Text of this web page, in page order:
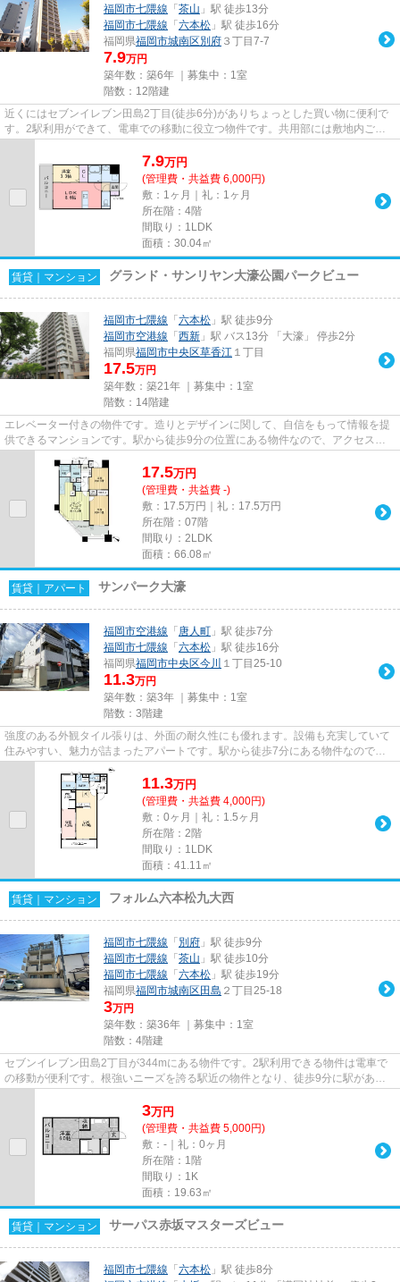
福岡市七隈線 「 茶山 」駅 徒歩13分
福岡市七隈線 「 六本松 」駅 徒歩16分
福岡県福岡市城南区別府 ３丁目7-7
7.9万円
築年数：築6年 ｜募集中： 1室
階数：12階建
近くにはセブンイレブン田島2丁目(徒歩6分)がありちょっとした買い物に便利で
す。2駅利用ができて、電車での移動に役立つ物件です。共用部には敷地内ごみ
7.9万円
(管理費・共益費 6,000円)
敷：1ヶ月｜礼：1ヶ月
所在階：4階
間取り：1LDK
面積：30.04㎡
賃貸｜マンション グランド・サンリヤン大濠公園パークビュー
福岡市七隈線 「 六本松 」駅 徒歩9分
福岡市空港線 「 西新 」駅 バス13分 「大濠」 停歩2分
福岡県福岡市中央区草香江 １丁目
17.5万円
築年数：築21年 ｜募集中： 1室
階数：14階建
エレベーター付きの物件です。造りとデザインに関して、自信をもって情報を提
供できるマンションです。駅から徒歩9分の位置にある物件なので、アクセスも
良好です。こだわりポイント満...
17.5万円
(管理費・共益費 -)
敷：17.5万円｜礼：17.5万円
所在階：07階
間取り：2LDK
面積：66.08㎡
賃貸｜アパート サンパーク大濠
福岡市空港線 「 唐人町 」駅 徒歩7分
福岡市七隈線 「 六本松 」駅 徒歩16分
福岡県福岡市中央区今川 １丁目25-10
11.3万円
築年数：築3年 ｜募集中： 1室
階数：3階建
強度のある外観タイル張りは、外面の耐久性にも優れます。設備も充実していて
住みやすい、魅力が詰まったアパートです。駅から徒歩7分にある物件なので、
電車利用が多い方にオススメで...
11.3万円
(管理費・共益費 4,000円)
敷：0ヶ月｜礼：1.5ヶ月
所在階：2階
間取り：1LDK
面積：41.11㎡
賃貸｜マンション フォルム六本松九大西
福岡市七隈線 「 別府 」駅 徒歩9分
福岡市七隈線 「 茶山 」駅 徒歩10分
福岡市七隈線 「 六本松 」駅 徒歩19分
福岡県福岡市城南区 田島 ２丁目25-18
3万円
築年数：築36年 ｜募集中： 1室
階数：4階建
セブンイレブン田島2丁目が344mにある物件です。2駅利用できる物件は電車で
の移動が便利です。根強いニーズを誇る駅近の物件となり、徒歩9分に駅があり
3万円
(管理費・共益費 5,000円)
敷：-｜礼：0ヶ月
所在階：1階
間取り：1K
面積：19.63㎡
賃貸｜マンション サーパス赤坂マスターズビュー
福岡市七隈線 「 六本松 」駅 徒歩8分